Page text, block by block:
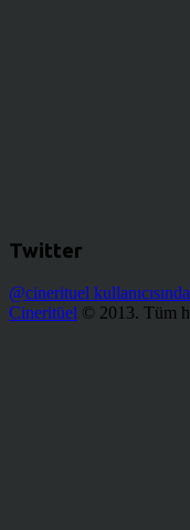
Twitter
@cinerituel
Cineritüel © 2013. Tüm